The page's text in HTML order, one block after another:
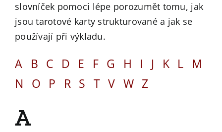
slovníček pomoci lépe porozumět tomu, jak
jsou tarotové karty strukturované a jak se
používají při výkladu.
A B C D E F G H I J K L M
N
O P R S T V W Z
A